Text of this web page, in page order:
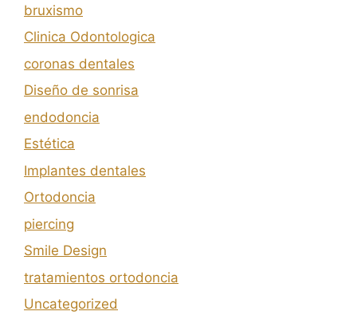
bruxismo
Clinica Odontologica
coronas dentales
Diseño de sonrisa
endodoncia
Estética
Implantes dentales
Ortodoncia
piercing
Smile Design
tratamientos ortodoncia
Uncategorized